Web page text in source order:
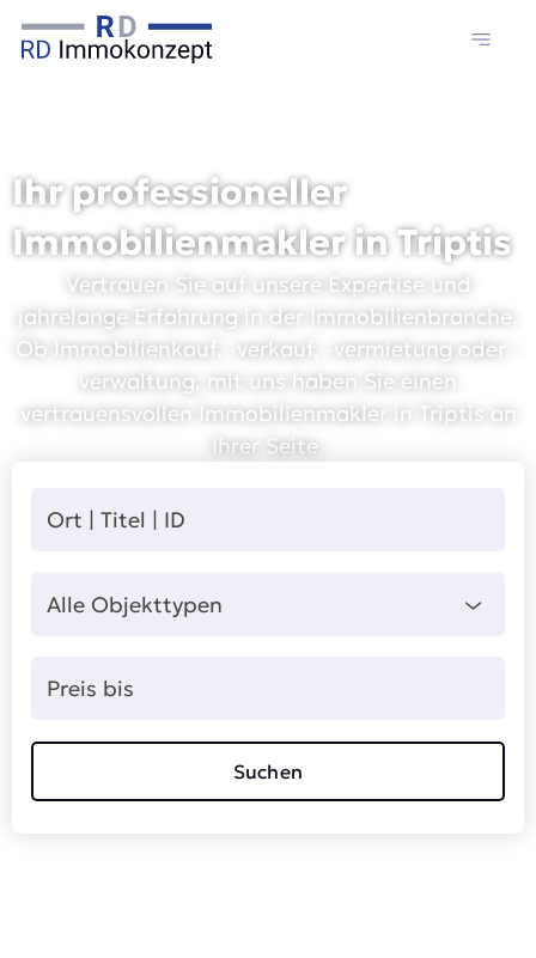
Ihr professioneller
Immobilienmakler in Triptis
Vertrauen Sie auf unsere Expertise und
jahrelange Erfahrung in der Immobilienbranche.
Ob Immobilienkauf, -verkauf, -vermietung oder -
verwaltung, mit uns haben Sie einen
vertrauensvollen Immobilienmakler in Triptis an
Ihrer Seite.
Alle Objekttypen
Suchen